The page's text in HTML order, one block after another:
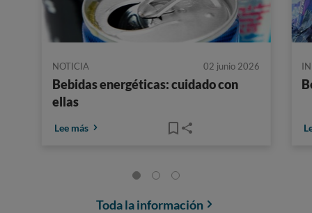
NOTICIA 02 junio 2026
Bebidas energéticas: cuidado con
ellas
Lee más
Toda la información